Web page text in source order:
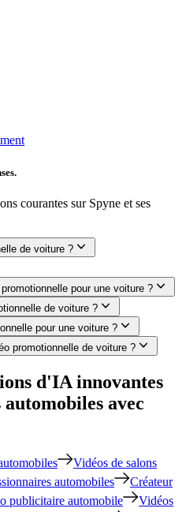
courantes sur Spyne et ses
de voiture ?
pour une voiture ?
de voiture ?
pour une voiture ?
promotionnelle de voiture ?
d'IA innovantes
avec
Vidéos de salons
automobiles
Créateur
publicitaire automobile
Vidéos